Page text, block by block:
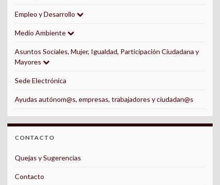
Empleo y Desarrollo
Medio Ambiente
Asuntos Sociales, Mujer, Igualdad, Participación Ciudadana y
Mayores
Sede Electrónica
Ayudas autónom@s, empresas, trabajadores y ciudadan@s
CONTACTO
Quejas y Sugerencias
Contacto